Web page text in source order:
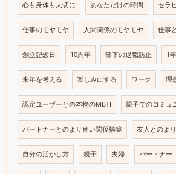
心も身体も大切に あなただけの時間 セラ
仕事のモヤモヤ 人間関係のモヤモヤ 仕事
創立記念日 10周年 部下の退職防止 1
来年を考える 楽しみにする ワーク 理
認定ユーザーとの本物のMBTI 親子でのコミュ
パートナーとのより良い関係構築 友人とのよ
自分の活かし方 親子 夫婦 パートナー